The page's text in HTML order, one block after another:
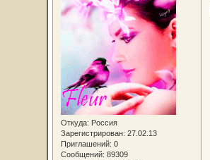
Откуда: Россия
Зарегистрирован: 27.02.13
Приглашений: 0
Сообщений: 89309